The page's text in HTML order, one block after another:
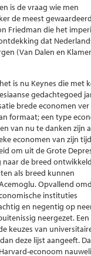
is de vraag wie men
de meest
Friedman die het
dat
(Van Dalen en
is nu Keynes die met
gedachtegoed
brede economen
formaat; een type
van nu te danken zijn
economen van zijn
om uit de Grote
de breed
als breed kunnen
Opvallend
instituties
en negentig op
neergezet.
keuzes van
deze lijst aangeeft.
econoom